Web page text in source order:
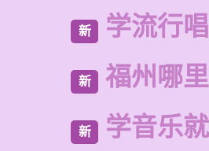
新 学流行
新 福州哪
新 学音乐